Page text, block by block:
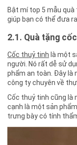
Bật mí top 5 mẫu
giúp bạn có thể đưa
2.1. Quà tặng
Cốc thuỷ tinh là một
người. Nó rất dễ sử
phẩm an toàn. Đây là
công ty chuyên về
Cốc thuỷ tinh cũng là
cạnh là một sản
trưng bày có tính